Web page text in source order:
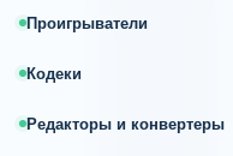
Проигрыватели
Кодеки
Редакторы и конвертеры